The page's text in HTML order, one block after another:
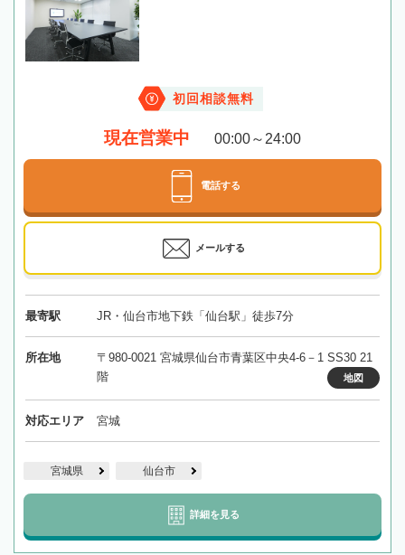
初回相談無料
現在営業中 00:00～24:00
電話する
メールする
最寄駅 JR・仙台市地下鉄「仙台駅」徒歩7分
所在地
〒980-0021 宮城県仙台市青葉区中央4-6－1 SS30 21
階
地図
対応エリア 宮城
宮城県 仙台市
詳細を見る